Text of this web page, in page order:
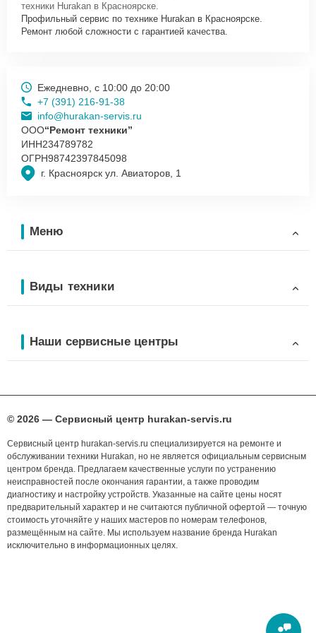
вопросам, запишут на диагностику, подскажут с вариантами
курьерской доставки или оформят выезд мастера в удобное время
и место.
техники Hurakan в Красноярске.
Профильный сервис по технике Hurakan в Красноярске.
Ремонт любой сложности с гарантией качества.
г. Красноярск ул. Авиаторов, 1
Ежедневно, с 10:00 до 20:00
+7 (391) 216-91-38
info@hurakan-servis.ru
ООО“Ремонт техники”
ИНН234789782
ОГРН98742397845098
Меню
Виды техники
Наши сервисные центры
© 2026 — Сервисный центр hurakan-servis.ru
Сервисный центр hurakan-servis.ru специализируется на ремонте и
обслуживании техники Hurakan, но не является официальным сервисным
центром бренда. Предлагаем качественные услуги по устранению
неисправностей после окончания гарантии, а также проводим
диагностику и настройку устройств. Указанные на сайте цены носят
предварительный характер и не считаются публичной офертой — точную
стоимость уточняйте у наших мастеров по номерам телефонов,
размещённым на сайте. Мы используем название бренда Hurakan
исключительно в информационных целях.